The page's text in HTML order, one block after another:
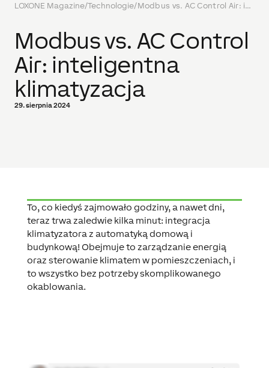
LOXONE Magazine/Technologie/ Modbus vs. AC Control Air: inteligentna klimatyzacja
Modbus vs. AC Control
Air: inteligentna
klimatyzacja
29. sierpnia 2024
To, co kiedyś zajmowało godziny, a nawet dni,
teraz trwa zaledwie kilka minut: integracja
klimatyzatora z automatyką domową i
budynkową! Obejmuje to zarządzanie energią
oraz sterowanie klimatem w pomieszczeniach, i
to wszystko bez potrzeby skomplikowanego
okablowania.